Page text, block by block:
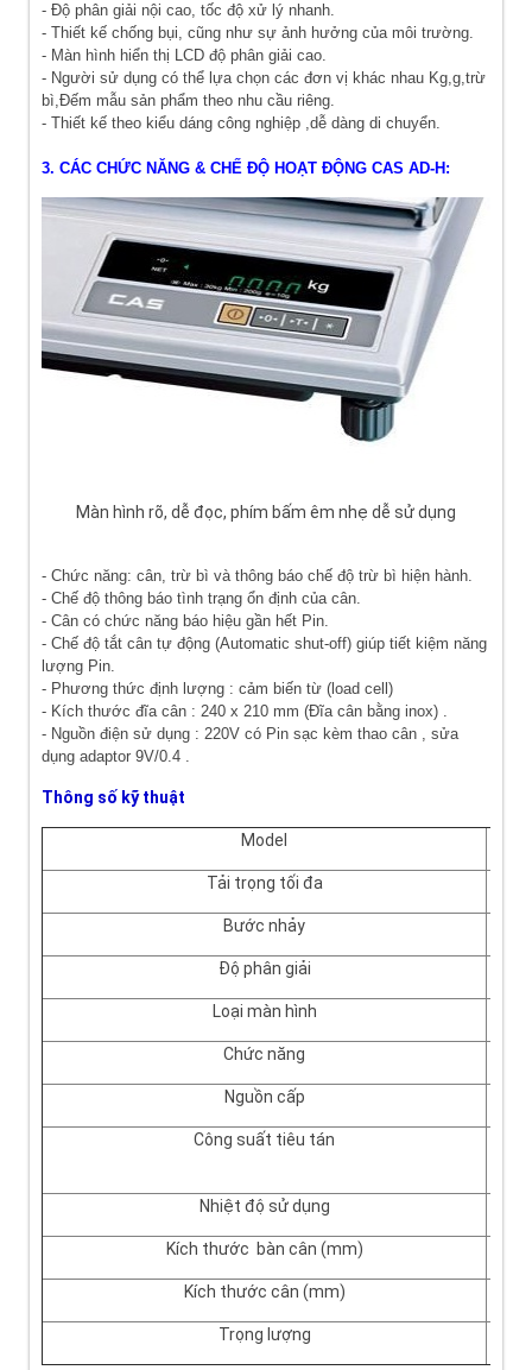
- Độ phân giải nội cao, tốc độ xử lý nhanh.
- Thiết kế chống bụi, cũng như sự ảnh hưởng của môi trường.
- Màn hình hiển thị LCD độ phân giải cao.
- Người sử dụng có thể lựa chọn các đơn vị khác nhau Kg,g,trừ
bì,Đếm mẫu sản phẩm theo nhu cầu riêng.
- Thiết kế theo kiểu dáng công nghiệp ,dễ dàng di chuyển.
3. CÁC CHỨC NĂNG & CHẾ ĐỘ HOẠT ĐỘNG CAS AD-H :
Màn hình rõ, dễ đọc, phím bấm êm nhẹ dễ sử dụng
- Chức năng: cân, trừ bì và thông báo chế độ trừ bì hiện hành.
- Chế độ thông báo tình trạng ổn định của cân.
- Cân có chức năng báo hiệu gần hết Pin.
- Chế độ tắt cân tự động (Automatic shut-off) giúp tiết kiệm năng
lượng Pin.
- Phương thức định lượng : cảm biến từ (load cell)
- Kích thước đĩa cân : 240 x 210 mm (Đĩa cân bằng inox) .
- Nguồn điện sử dụng : 220V có Pin sạc kèm thao cân , sửa
dụng adaptor 9V/0.4 .
Thông số kỹ thuật
Model
Tải trọng tối đa
Bước nhảy
Độ phân giải
Loại màn hình
Chức năng
Nguồn cấp
Công suất tiêu tán
Nhiệt độ sử dụng
Kích thước bàn cân (mm)
Kích thước cân (mm)
Trọng lượng